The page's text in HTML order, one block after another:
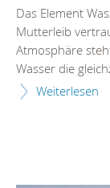
Das Element
Mutterleib
Atmosphäre
Wasser die
Weiterlesen